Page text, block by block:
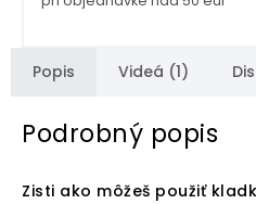
Popis Videá (1)
Podrobný popis
Zisti ako môžeš použiť